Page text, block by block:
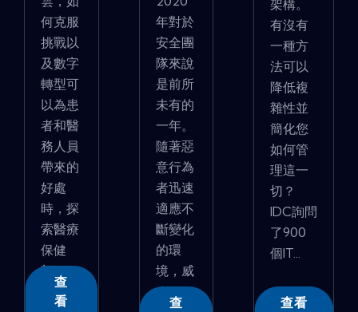
何克服
挑戰以
及數字
轉型可
以為患
者和醫
務人員
帶來的
好處
時，探
索醫療
保健
部...
查
看
年對於
安全團
隊來說
是前所
未有的
一年。
隨著惡
意行為
者迅速
適應不
斷變化
的環
境，威
�...
查
架構。
有沒有
一種方
法可以
降低複
雜性並
簡化您
如何管
理這一
切？
IDC詢問
了900
個IT...
查看